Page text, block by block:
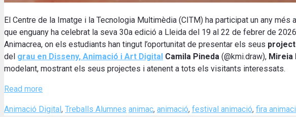
El Centre de la Imatge i la Tecnologia Multimèdia (CITM) ha participat un any més a
que enguany ha celebrat la seva 30a edició a Lleida del 19 al 22 de febrer de
Animacrea, on els estudiants han tingut l’oportunitat de presentar els seus
del grau en Disseny, Animació i Art Digital Camila Pineda (@kmi.draw), Mireia
modelant, mostrant els seus projectes i atenent a tots els visitants interessats.
Read more
Categories
Animació Digital, Treballs Alumnes Tags
animac, animació, festival animació, fira